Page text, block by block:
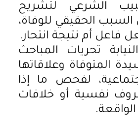
الشرعي لتشريح
السبب الحقيقي للوفاة،
فاعل أم نتيجة انتحار.
تحريات المباحث
المتوفاة وعلاقاتها
لفحص ما إذا
نفسية أو خلافات